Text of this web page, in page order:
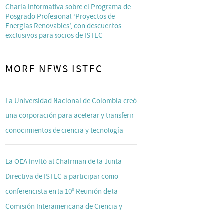
Charla informativa sobre el Programa de
Posgrado Profesional ‘Proyectos de
Energías Renovables’, con descuentos
exclusivos para socios de ISTEC
MORE NEWS ISTEC
La Universidad Nacional de Colombia creó
una corporación para acelerar y transferir
conocimientos de ciencia y tecnología
La OEA invitó al Chairman de la Junta
Directiva de ISTEC a participar como
conferencista en la 10° Reunión de la
Comisión Interamericana de Ciencia y